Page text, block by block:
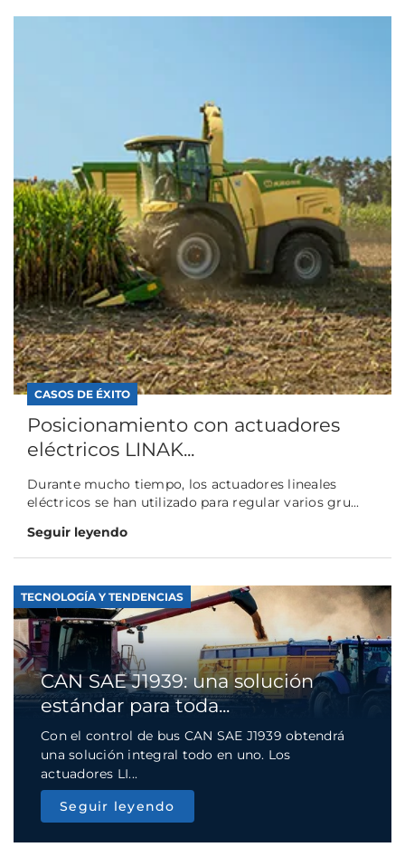
CASOS DE ÉXITO
Posicionamiento con actuadores
eléctricos LINAK...
Durante mucho tiempo, los actuadores lineales
eléctricos se han utilizado para regular varios gru...
Seguir leyendo
TECNOLOGÍA Y TENDENCIAS
CAN SAE J1939: una solución
estándar para toda...
Con el control de bus CAN SAE J1939 obtendrá
una solución integral todo en uno. Los
actuadores LI...
Seguir leyendo